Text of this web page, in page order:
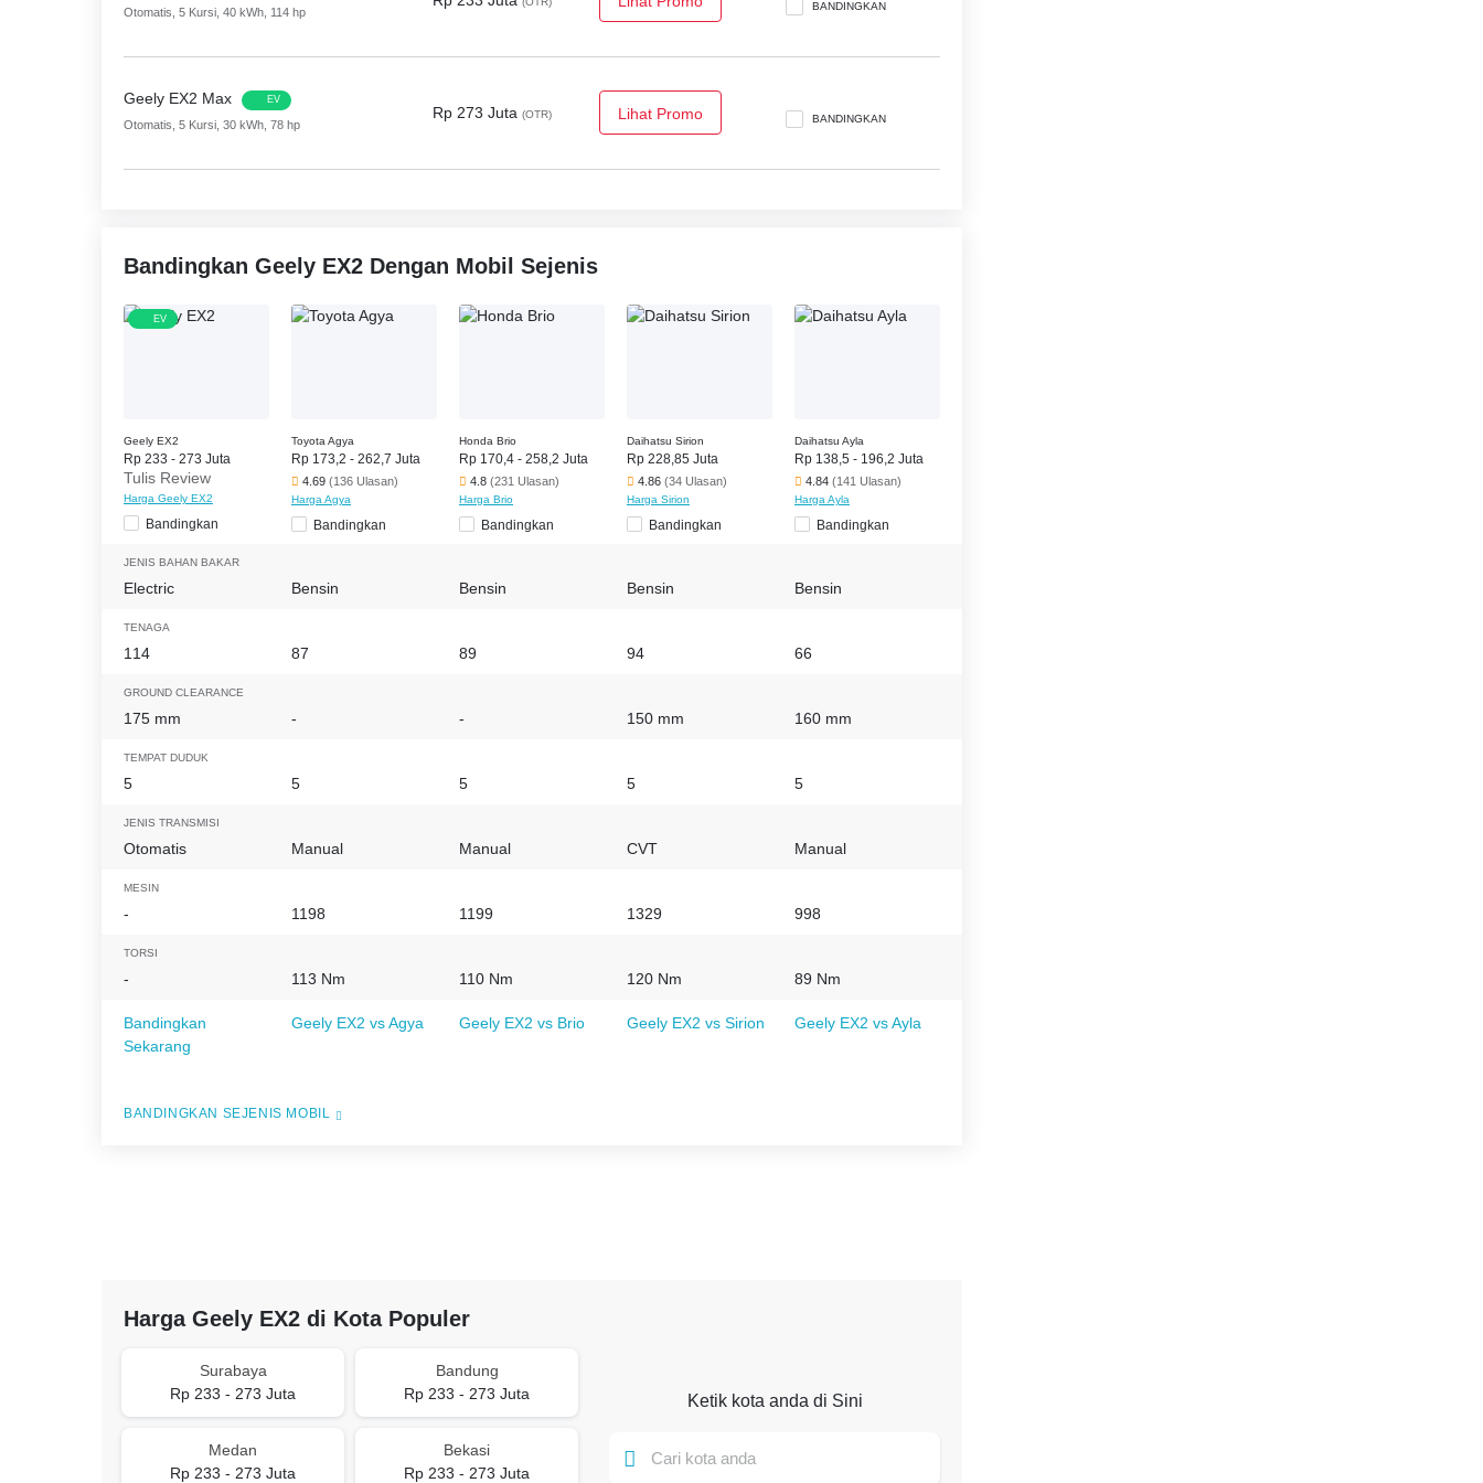
Depan dengan Penyesuai ketingg, Child Safety Locks, Spion Tengah Lipat, Sensor Parkir, Rear Parking Sensors,
Otomatis, 5 Kursi, 40 kWh, 114 hp
BANDINGKAN
Geely EX2 Max EV
Otomatis, 5 Kursi, 30 kWh, 78 hp
Rp 273 Juta (OTR) Lihat Promo BANDINGKAN
Bandingkan Geely EX2 Dengan Mobil Sejenis
EV
Geely EX2
Rp 233 - 273 Juta
Tulis Review
Harga Geely EX2
Bandingkan
Toyota Agya
Rp 173,2 - 262,7 Juta
4.69 (136 Ulasan)
Harga Agya
Bandingkan
Honda Brio
Rp 170,4 - 258,2 Juta
4.8 (231 Ulasan)
Harga Brio
Bandingkan
Daihatsu Sirion
Rp 228,85 Juta
4.86 (34 Ulasan)
Harga Sirion
Bandingkan
Daihatsu Ayla
Rp 138,5 - 196,2 Juta
4.84 (141 Ulasan)
Harga Ayla
Bandingkan
JENIS BAHAN BAKAR
Electric Bensin Bensin Bensin Bensin
TENAGA
114 87 89 94 66
GROUND CLEARANCE
175 mm - - 150 mm 160 mm
TEMPAT DUDUK
5 5 5 5 5
JENIS TRANSMISI
Otomatis Manual Manual CVT Manual
MESIN
- 1198 1199 1329 998
TORSI
- 113 Nm 110 Nm 120 Nm 89 Nm
Bandingkan
Sekarang
Geely EX2 vs Agya Geely EX2 vs Brio Geely EX2 vs Sirion Geely EX2 vs Ayla
BANDINGKAN SEJENIS MOBIL
Harga Geely EX2 di Kota Populer
Surabaya
Rp 233 - 273 Juta
Bandung
Rp 233 - 273 Juta
Medan
Rp 233 - 273 Juta
Bekasi
Rp 233 - 273 Juta
Ketik kota anda di Sini